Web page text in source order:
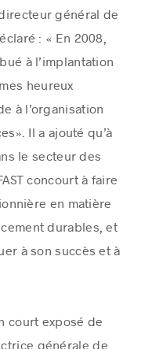
général de
: « En 2008,
à l’implantation
heureux
à l’organisation
Il a ajouté qu’à
le secteur des
concourt à faire
en matière
durables, et
à son succès et à
court exposé de
générale de